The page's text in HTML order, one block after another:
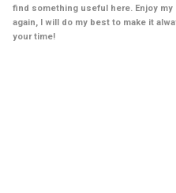
find something useful here. Enjoy
again, I will do my best to make it
your time!